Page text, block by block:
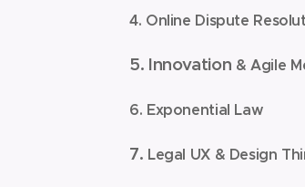
4. Online Dispute
5. Innovation & Agile
6. Exponential Law
7. Legal UX & Design